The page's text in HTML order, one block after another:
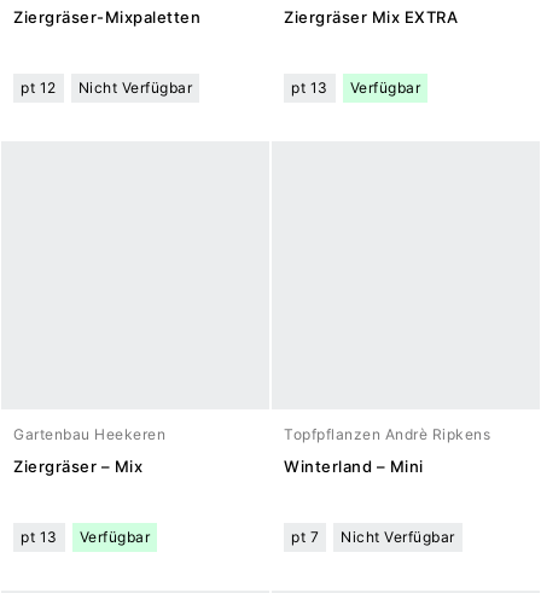
Meuwesen
Ziergräser-Mixpaletten
pt 12 Nicht Verfügbar
Ziergräser Mix EXTRA
pt 13 Verfügbar
Gartenbau Heekeren
Ziergräser – Mix
pt 13 Verfügbar
Topfpflanzen Andrè Ripkens
Winterland – Mini
pt 7 Nicht Verfügbar